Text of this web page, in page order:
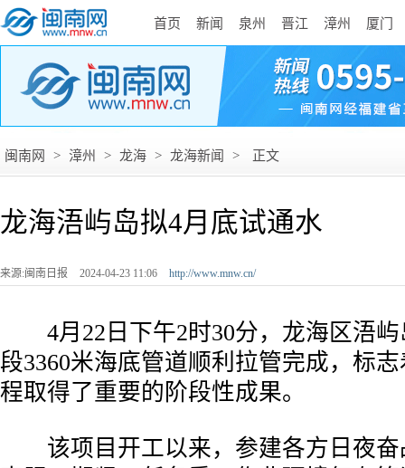
首页 新闻 泉州 晋江 漳州 厦门
闽南网 > 漳州 > 龙海 > 龙海新闻 > 正文
龙海浯屿岛拟4月底试通水
来源:闽南日报 2024-04-23 11:06 http://www.mnw.cn/
4月22日下午2时30分，龙海区浯屿
段3360米海底管道顺利拉管完成，标
程取得了重要的阶段性成果。
该项目开工以来，参建各方日夜奋